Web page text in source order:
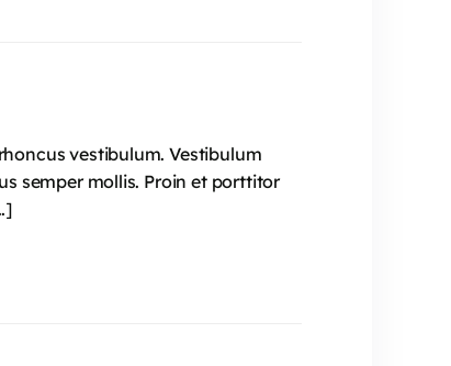
vestibulum. Vestibulum
semper mollis. Proin et porttitor